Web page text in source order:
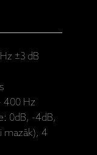
±3 dB
400 Hz
0dB, -4dB,
mazāk), 4